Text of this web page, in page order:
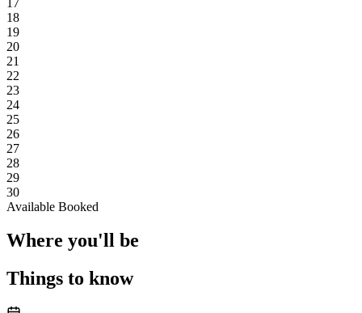
18
19
20
21
22
23
24
25
26
27
28
29
30
Available Booked
Where you'll be
Things to know